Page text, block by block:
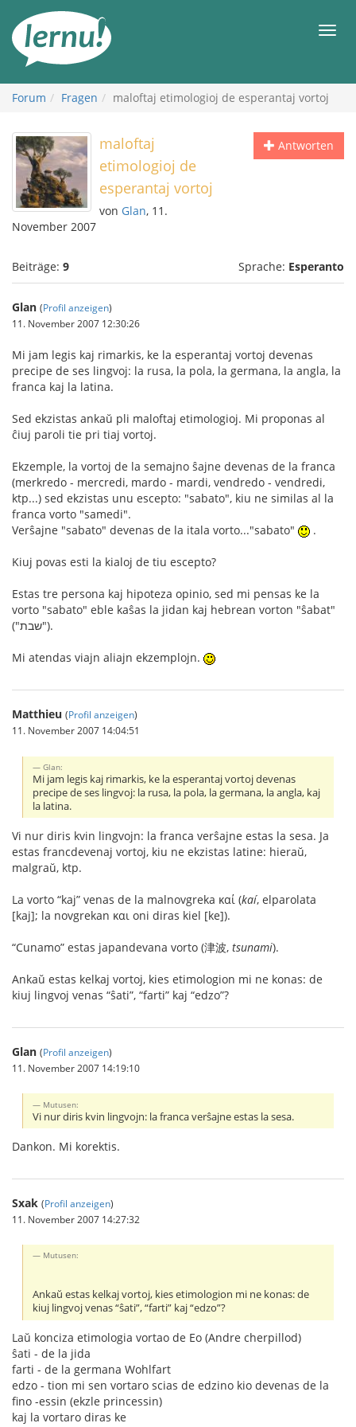
Inhalt
Forum Fragen maloftaj etimologioj de esperantaj vortoj
Antworten
maloftaj
etimologioj de
esperantaj vortoj
von Glan, 11.
November 2007
Beiträge: 9 Sprache: Esperanto
Glan (Profil anzeigen)
11. November 2007 12:30:26
Mi jam legis kaj rimarkis, ke la esperantaj vortoj devenas
precipe de ses lingvoj: la rusa, la pola, la germana, la angla, la
franca kaj la latina.
Sed ekzistas ankaŭ pli maloftaj etimologioj. Mi proponas al
ĉiuj paroli tie pri tiaj vortoj.
Ekzemple, la vortoj de la semajno ŝajne devenas de la franca
(merkredo - mercredi, mardo - mardi, vendredo - vendredi,
ktp...) sed ekzistas unu escepto: "sabato", kiu ne similas al la
franca vorto "samedi".
Verŝajne "sabato" devenas de la itala vorto..."sabato"
.
Kiuj povas esti la kialoj de tiu escepto?
Estas tre persona kaj hipoteza opinio, sed mi pensas ke la
vorto "sabato" eble kaŝas la jidan kaj hebrean vorton "ŝabat"
("שבת").
Mi atendas viajn aliajn ekzemplojn.
Matthieu (Profil anzeigen)
11. November 2007 14:04:51
Glan:
Mi jam legis kaj rimarkis, ke la esperantaj vortoj devenas
precipe de ses lingvoj: la rusa, la pola, la germana, la angla, kaj
la latina.
Vi nur diris kvin lingvojn: la franca verŝajne estas la sesa. Ja
estas francdevenaj vortoj, kiu ne ekzistas latine: hieraŭ,
malgraŭ, ktp.
La vorto “kaj” venas de la malnovgreka καί (kaí, elparolata
[kaj]; la novgrekan και oni diras kiel [ke]).
“Cunamo” estas japandevana vorto (津波, tsunami).
Ankaŭ estas kelkaj vortoj, kies etimologion mi ne konas: de
kiuj lingvoj venas “ŝati”, “farti” kaj “edzo”?
Glan (Profil anzeigen)
11. November 2007 14:19:10
Mutusen:
Vi nur diris kvin lingvojn: la franca verŝajne estas la sesa.
Dankon. Mi korektis.
Sxak (Profil anzeigen)
11. November 2007 14:27:32
Mutusen:
Ankaŭ estas kelkaj vortoj, kies etimologion mi ne konas: de
kiuj lingvoj venas “ŝati”, “farti” kaj “edzo”?
Laŭ konciza etimologia vortao de Eo (Andre cherpillod)
ŝati - de la jida
farti - de la germana Wohlfart
edzo - tion mi sen vortaro scias de edzino kio devenas de la
fino -essin (ekzle princessin)
kaj la vortaro diras ke